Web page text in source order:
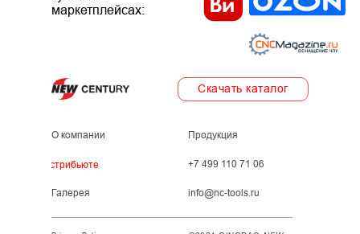
+7 499 110 71 06
info@nc-tools.ru
Скачать каталог
О компании Продукция
Галерея
Дистрибьютеры
маркетплейсах: